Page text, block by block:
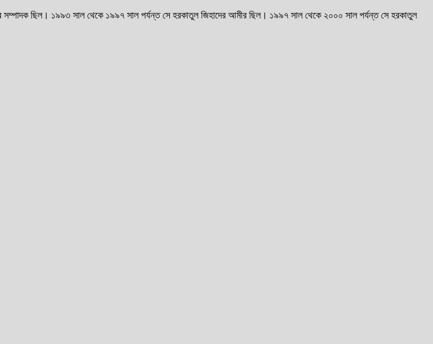
সম্পাদক ছিল। ১৯৯৩ সাল থেকে ১৯৯৭ সাল পর্যন্ত সে হরকাতুল জিহাদের আমীর ছিল। ১৯৯৭ সাল থেকে ২০০০ সাল পর্যন্ত সে হরকাতুল